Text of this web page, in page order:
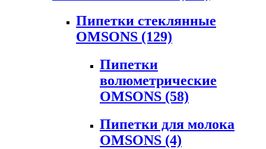
Пипетки стеклянные
OMSONS (129)
Пипетки
волюметрические
OMSONS (58)
Пипетки для молока
OMSONS (4)